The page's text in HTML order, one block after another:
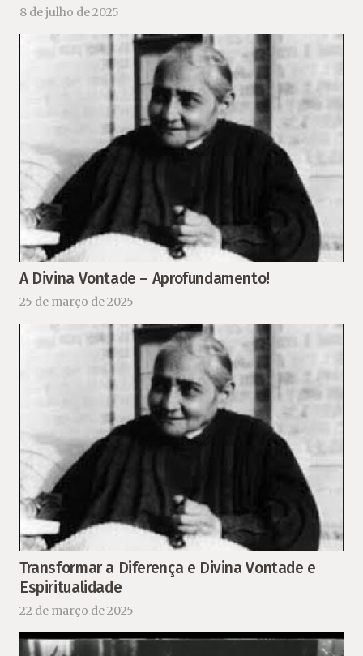
8 de julho de 2025
A Divina Vontade – Aprofundamento!
25 de março de 2025
Transformar a Diferença e Divina Vontade e
Espiritualidade
22 de março de 2025